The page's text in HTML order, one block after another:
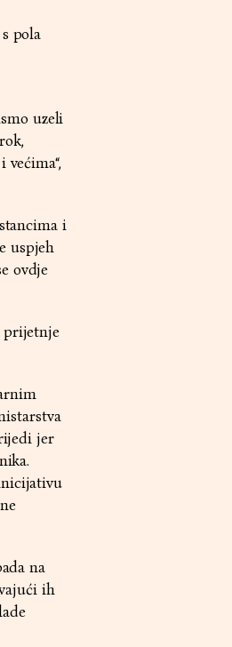
pola
uzeli
i
uspjeh
ovdje
prijetnje
jer
na
ih